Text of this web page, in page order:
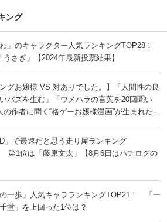
ング
わ」のキャラクター人気ランキングTOP28！
うさぎ」【2024年最新投票結果】
ングお嬢様 VS 対ありでした。】「人間性の良
バズを生む」「ウメハラの言葉を20回聞い
作者に聞く“格ゲーお嬢様漫画”が生まれた理
D」で最速だと思う走り屋ランキング
第1位は「藤原文太」【8月6日はハチロクの
の一歩」人気キャラランキングTOP21！ 「一
堂」を上回った1位は？